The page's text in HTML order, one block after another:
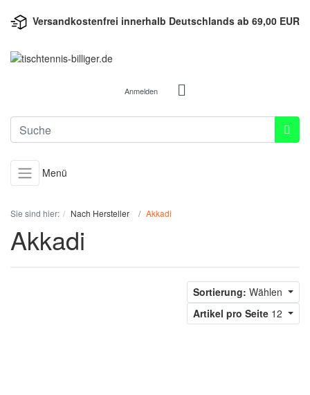
Versandkostenfrei innerhalb Deutschlands ab 69,00 EUR
Anmelden
Menü
Sie sind hier: Nach Hersteller Akkadi
Akkadi
Sortierung: Wählen
Artikel pro Seite 12